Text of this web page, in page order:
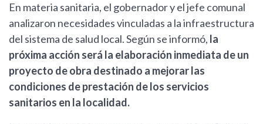
En materia sanitaria, el gobernador y el jefe comunal
analizaron necesidades vinculadas a la infraestructura
del sistema de salud local. Según se informó, la
próxima acción será la elaboración inmediata de un
proyecto de obra destinado a mejorar las
condiciones de prestación de los servicios
sanitarios en la localidad.